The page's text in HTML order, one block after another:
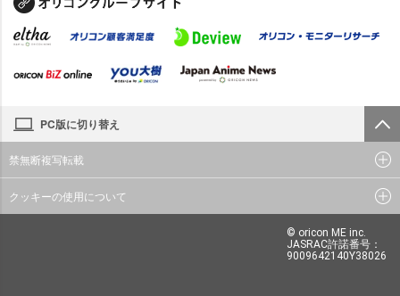
PC版に切り替え
禁無断複写転載
クッキーの使用について
© oricon ME inc.
JASRAC許諾番号：
9009642140Y38026